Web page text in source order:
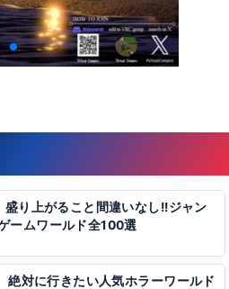
盛り上がること間違いなし!!ジャン
ームワールド全100選
絶対に行きたい人気ホラーワールド